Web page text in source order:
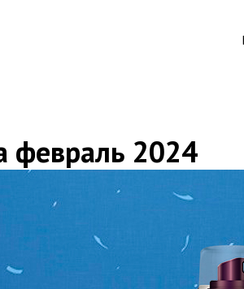
февраль 2024